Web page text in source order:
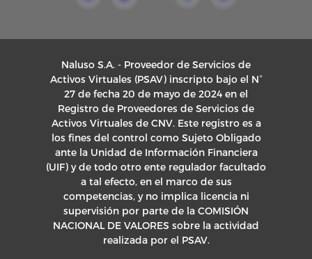
Naluso S.A. - Proveedor de Servicios de
Activos Virtuales (PSAV) inscripto bajo el N°
27 de fecha 20 de mayo de 2024 en el
Registro de Proveedores de Servicios de
Activos Virtuales de CNV. Este registro es a
los fines del control como Sujeto Obligado
ante la Unidad de Información Financiera
(UIF) y de todo otro ente regulador facultado
a tal efecto, en el marco de sus
competencias, y no implica licencia ni
supervisión por parte de la COMISIÓN
NACIONAL DE VALORES sobre la actividad
realizada por el PSAV.